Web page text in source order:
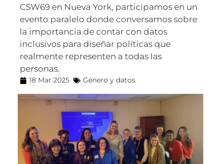
CSW69 en Nueva York, participamos en un
evento paralelo donde conversamos sobre
la importancia de contar con datos
inclusivos para diseñar políticas que
realmente representen a todas las
personas.
18 Mar 2025 Género y datos